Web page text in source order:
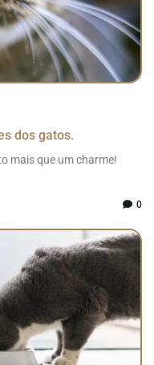
dos gatos.
mais que um charme!
0